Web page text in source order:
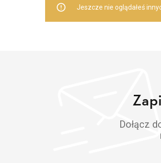
Jeszcze nie oglądałeś
Dołącz